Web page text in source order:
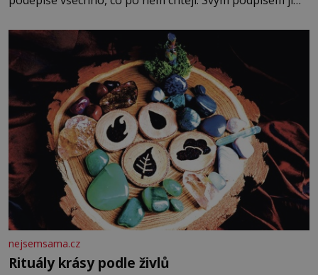
fyzický ani psychický nátlak. Syn brněnského řezníka
chce být knězem a
nejsemsama.cz
Rituály krásy podle živlů